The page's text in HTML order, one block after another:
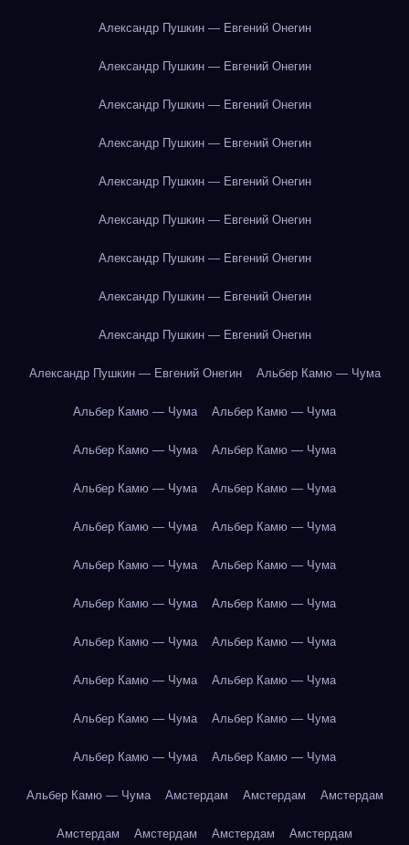
Александр Пушкин — Евгений Онегин
Александр Пушкин — Евгений Онегин
Александр Пушкин — Евгений Онегин
Александр Пушкин — Евгений Онегин
Александр Пушкин — Евгений Онегин
Александр Пушкин — Евгений Онегин
Александр Пушкин — Евгений Онегин
Александр Пушкин — Евгений Онегин
Александр Пушкин — Евгений Онегин
Александр Пушкин — Евгений Онегин Альбер Камю — Чума
Альбер Камю — Чума Альбер Камю — Чума
Альбер Камю — Чума Альбер Камю — Чума
Альбер Камю — Чума Альбер Камю — Чума
Альбер Камю — Чума Альбер Камю — Чума
Альбер Камю — Чума Альбер Камю — Чума
Альбер Камю — Чума Альбер Камю — Чума
Альбер Камю — Чума Альбер Камю — Чума
Альбер Камю — Чума Альбер Камю — Чума
Альбер Камю — Чума Альбер Камю — Чума
Альбер Камю — Чума Альбер Камю — Чума
Альбер Камю — Чума Амстердам Амстердам Амстердам
Амстердам Амстердам Амстердам Амстердам